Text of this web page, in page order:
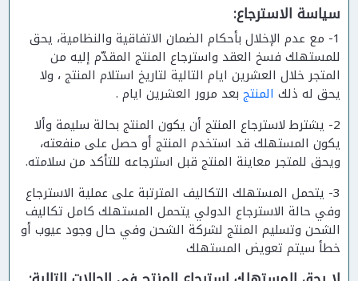
سياسة الاسترجاع:
1- مع عدم الإخلال بأحكام الضمان الاتفاقية والنظامية، يحق
للمستهلك فسخ العقد واسترجاع المنتج المقدّم إليه من
المتجر خلال العشرين ايام التالية لتاريخ استلام المنتج ، ولا
يحق له ذلك المنتج بعد مرور العشرين ايام .
2- يشترط لاسترجاع المنتج أن يكون المنتج بحالة سليمة وألا
يكون المستهلك قد استخدم المنتج أو حصل على منفعته،
ويحق للمتجر معاينة المنتج قبل استرجاعه للتأكد من سلامته.
3- يتحمل المستهلك التكاليف المترتبة على عملية الاسترجاع
وفي حالة الاسترجاع الدولي يتحمل المستهلك كامل تكاليف
الشحن وتسليم المنتج لشركة الشحن وفي حال وجود عيوب أو
خطأ سيتم تعويض المستهلك